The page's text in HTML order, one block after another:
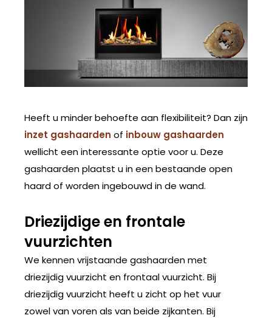
Heeft u minder behoefte aan flexibiliteit? Dan zijn
inzet gashaarden of inbouw gashaarden
wellicht een interessante optie voor u. Deze
gashaarden plaatst u in een bestaande open
haard of worden ingebouwd in de wand.
Driezijdige en frontale
vuurzichten
We kennen vrijstaande gashaarden met
driezijdig vuurzicht en frontaal vuurzicht. Bij
driezijdig vuurzicht heeft u zicht op het vuur
zowel van voren als van beide zijkanten. Bij